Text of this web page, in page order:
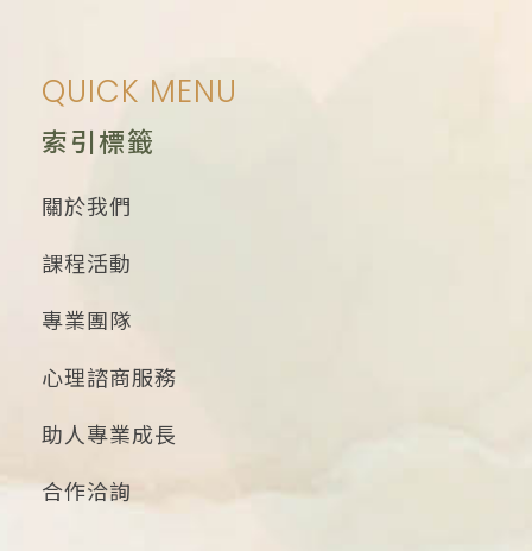
QUICK MENU
索引標籤
關於我們
課程活動
專業團隊
心理諮商服務
助人專業成長
合作洽詢